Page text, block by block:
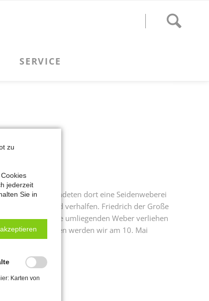
Söhne begründeten dort eine Seidenweberei
Wohlstand verhalfen. Friedrich der Große
die an die umliegenden Weber verliehen
Spuren werden wir am 10. Mai
zu
jederzeit
Sie in
Karten von